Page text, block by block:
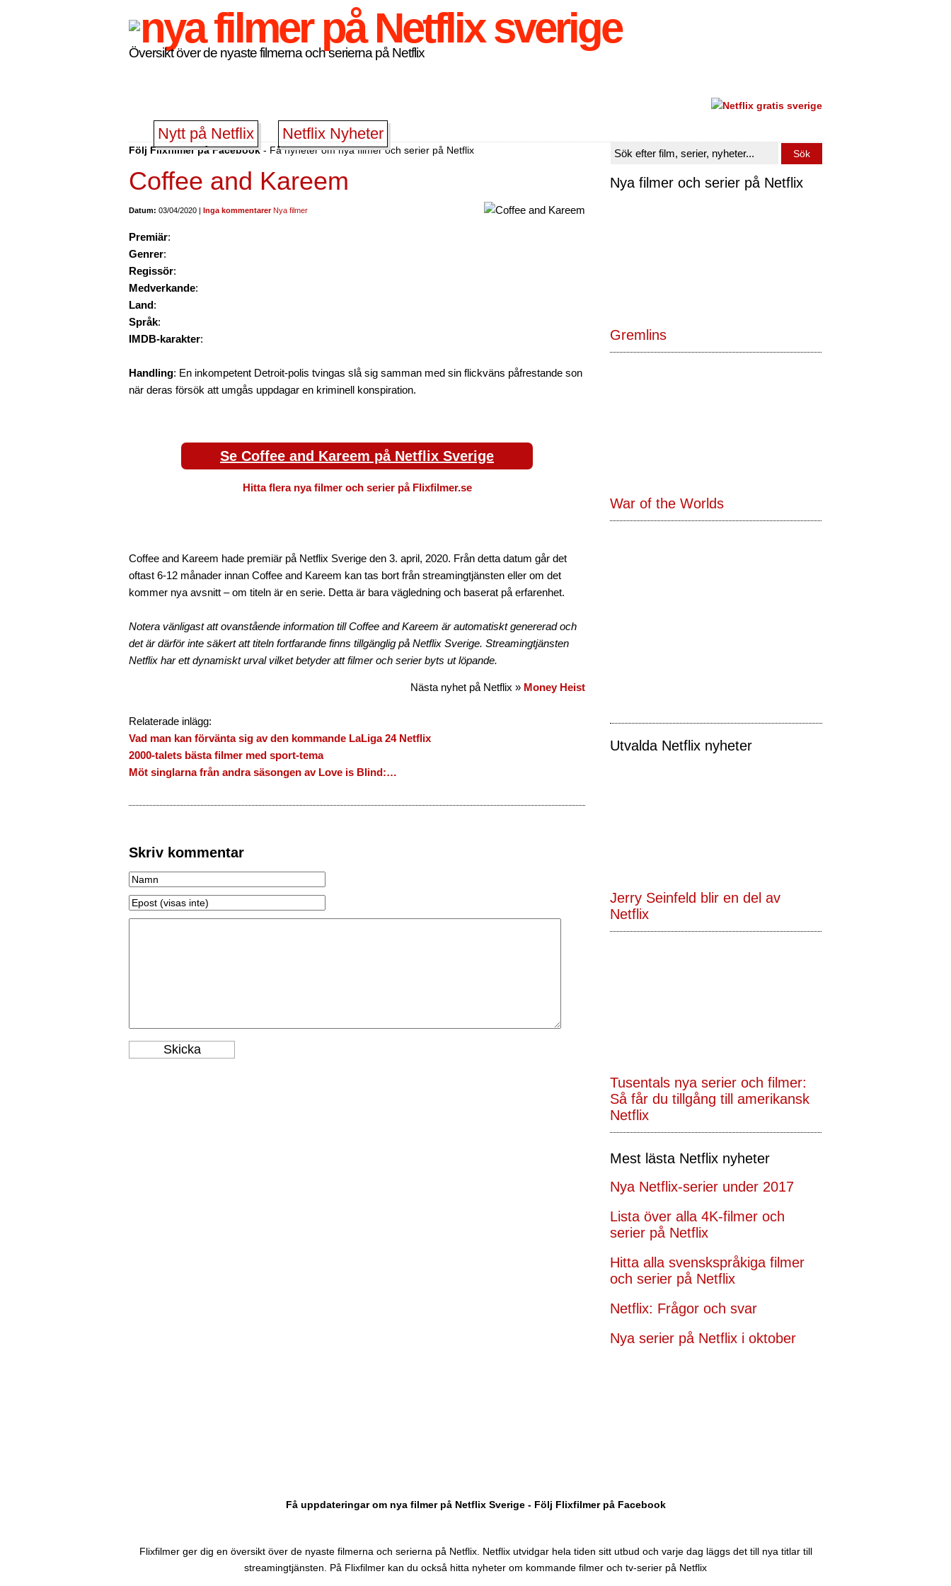
Översikt över de nyaste filmerna och serierna på Netflix
Nytt på Netflix Netflix Nyheter
Följ Flixfilmer på Facebook- Få nyheter om nya filmer och serier på Netflix
Coffee and Kareem
Datum: 03/04/2020 | Inga kommentarer Nya filmer
Premiär:
Genrer:
Regissör:
Medverkande:
Land:
Språk:
IMDB-karakter:
Handling: En inkompetent Detroit-polis tvingas slå sig samman med sin flickväns påfrestande son
när deras försök att umgås uppdagar en kriminell konspiration.
Se Coffee and Kareem på Netflix Sverige
Hitta flera nya filmer och serier på Flixfilmer.se
Coffee and Kareem hade premiär på Netflix Sverige den 3. april, 2020. Från detta datum går det
oftast 6-12 månader innan Coffee and Kareem kan tas bort från streamingtjänsten eller om det
kommer nya avsnitt – om titeln är en serie. Detta är bara vägledning och baserat på erfarenhet.
Notera vänligast att ovanstående information till Coffee and Kareem är automatiskt genererad och
det är därför inte säkert att titeln fortfarande finns tillgänglig på Netflix Sverige. Streamingtjänsten
Netflix har ett dynamiskt urval vilket betyder att filmer och serier byts ut löpande.
Nästa nyhet på Netflix » Money Heist
Relaterade inlägg:
Vad man kan förvänta sig av den kommande LaLiga 24 Netflix
2000-talets bästa filmer med sport-tema
Möt singlarna från andra säsongen av Love is Blind:…
Skriv kommentar
Nya filmer och serier på Netflix
Gremlins
War of the Worlds
Utvalda Netflix nyheter
Jerry Seinfeld blir en del av
Netflix
Tusentals nya serier och filmer:
Så får du tillgång till amerikansk
Netflix
Mest lästa Netflix nyheter
Nya Netflix-serier under 2017
Lista över alla 4K-filmer och
serier på Netflix
Hitta alla svenskspråkiga filmer
och serier på Netflix
Netflix: Frågor och svar
Nya serier på Netflix i oktober
Få uppdateringar om nya filmer på Netflix Sverige - Följ Flixfilmer på Facebook
Flixfilmer ger dig en översikt över de nyaste filmerna och serierna på Netflix. Netflix utvidgar hela tiden sitt utbud och varje dag läggs det till nya titlar till
streamingtjänsten. På Flixfilmer kan du också hitta nyheter om kommande filmer och tv-serier på Netflix